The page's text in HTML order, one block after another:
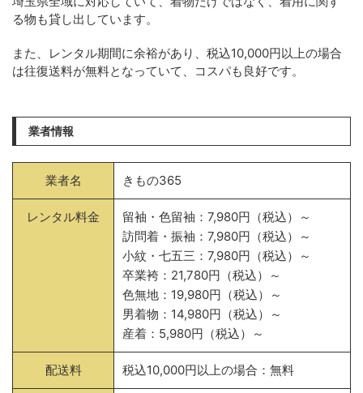
る物も貸し出しています。
また、レンタル期間に余裕があり、税込10,000円以上の場合
は往復送料が無料となっていて、コスパも良好です。
業者情報
業者名 きもの365
レンタル料金
留袖・色留袖：7,980円（税込）～
訪問着・振袖：7,980円（税込）～
小紋・七五三：7,980円（税込）～
卒業袴：21,780円（税込）～
色無地：19,980円（税込）～
男着物：14,980円（税込）～
産着：5,980円（税込）～
配送料 税込10,000円以上の場合：無料